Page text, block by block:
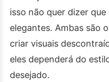
isso não quer dizer que
elegantes. Ambas são
criar visuais
eles dependerá do
desejado.